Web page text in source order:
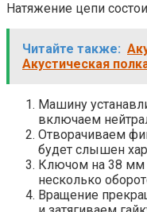
Натяжение цепи
Читайте также:
Акустическая
Машину
включаем
Отворачиваем
будет слышен
Ключом на 38 мм
несколько
Вращение